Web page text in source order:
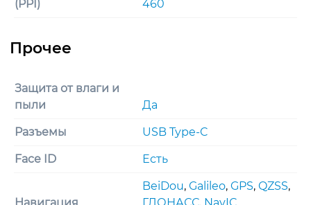
(PPI) 460
Защита от влаги и
пыли
Да
Разъемы USB Type-C
Face ID Есть
BeiDou, Galileo, GPS, QZSS,